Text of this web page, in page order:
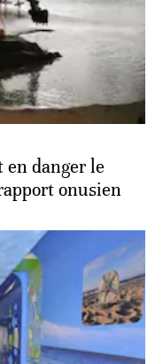
en danger le
onusien